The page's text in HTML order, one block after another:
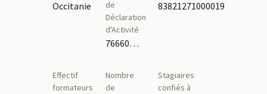
Occitanie
de
Déclaration
d'Activité
76660219166
83821271000019
Effectif
formateurs
Nombre
de
Stagiaires
confiés à